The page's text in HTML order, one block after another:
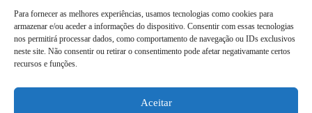
Para fornecer as melhores experiências, usamos tecnologias como cookies para
armazenar e/ou aceder a informações do dispositivo. Consentir com essas tecnologias
nos permitirá processar dados, como comportamento de navegação ou IDs exclusivos
neste site. Não consentir ou retirar o consentimento pode afetar negativamante certos
recursos e funções.
Aceitar
Livro de Reclamações―Termos & Condições
Instagram